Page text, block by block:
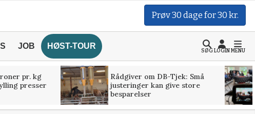
Prøv 30 dage for 30 kr.
JOB HØST-TOUR
SØGLOGINMENU
pr. kg
presser
Rådgiver om DB-Tjek: Små
justeringer kan give store
besparelser